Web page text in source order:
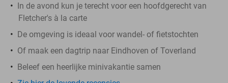
In de avond kun je terecht voor een hoofdgerecht van
Fletcher's à la carte
De omgeving is ideaal voor wandel- of fietstochten
Of maak een dagtrip naar Eindhoven of Toverland
Beleef een heerlijke minivakantie samen